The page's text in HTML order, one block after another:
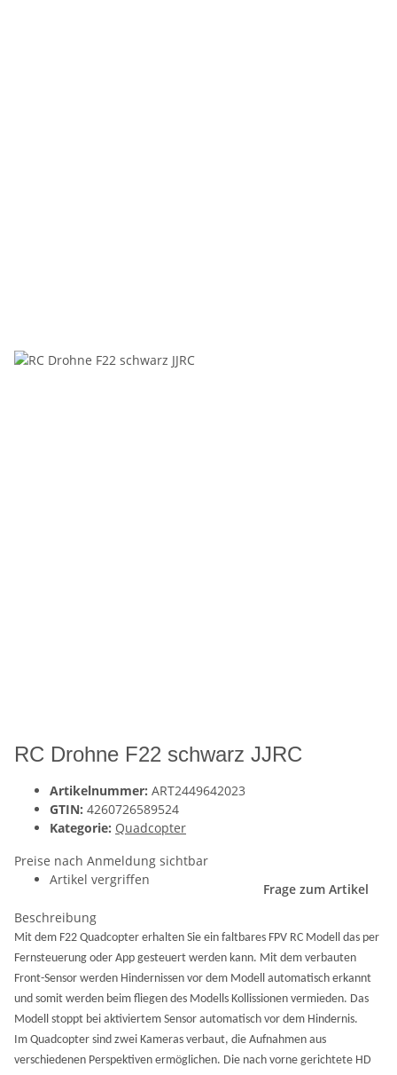
RC Drohne F22 schwarz JJRC
Artikelnummer: ART2449642023
GTIN: 4260726589524
Kategorie: Quadcopter
Preise nach Anmeldung sichtbar
Artikel vergriffen
Frage zum Artikel
Beschreibung
Mit dem F22 Quadcopter erhalten Sie ein faltbares FPV RC Modell das per
Fernsteuerung oder App gesteuert werden kann. Mit dem verbauten
Front-Sensor werden Hindernissen vor dem Modell automatisch erkannt
und somit werden beim fliegen des Modells Kollissionen vermieden. Das
Modell stoppt bei aktiviertem Sensor automatisch vor dem Hindernis.
Im Quadcopter sind zwei Kameras verbaut, die Aufnahmen aus
verschiedenen Perspektiven ermöglichen. Die nach vorne gerichtete HD